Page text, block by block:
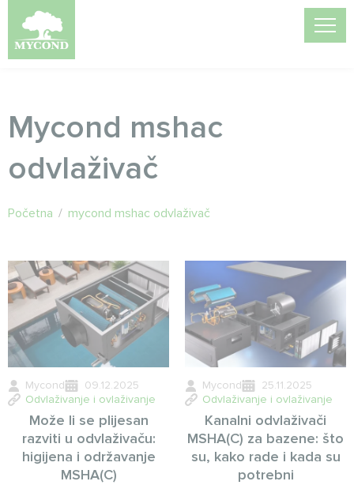
Mycond mshac
odvlaživač
Početna / mycond mshac odvlaživač
Mycond
09.12.2025
Odvlaživanje i ovlaživanje
Može li se plijesan
razviti u odvlaživaču:
higijena i održavanje
MSHA(C)
Mycond
25.11.2025
Odvlaživanje i ovlaživanje
Kanalni odvlaživači
MSHA(C) za bazene: što
su, kako rade i kada su
potrebni